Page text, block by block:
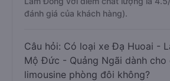
đánh giá của khách hàng).
Câu hỏi: Có loại xe Đạ Huoai -
Mộ Đức - Quảng Ngãi dành cho
limousine phòng đôi không?